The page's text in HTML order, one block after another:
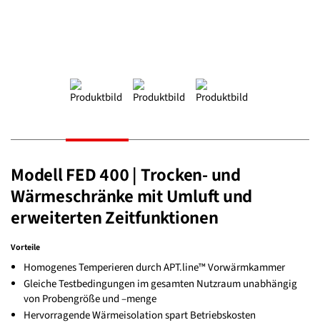
Modell FED 400 | Trocken- und
Wärmeschränke mit Umluft und
erweiterten Zeitfunktionen
Vorteile
Homogenes Temperieren durch APT.line™ Vorwärmkammer
Gleiche Testbedingungen im gesamten Nutzraum unabhängig
von Probengröße und –menge
Hervorragende Wärmeisolation spart Betriebskosten